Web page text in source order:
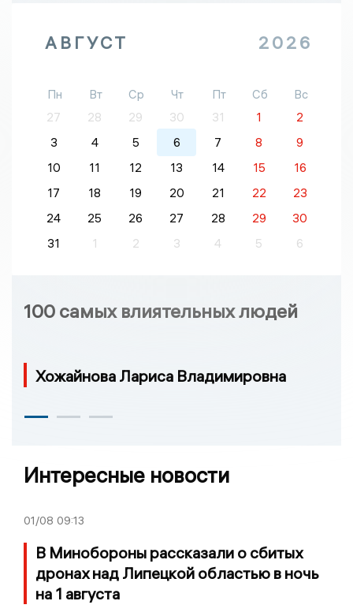
АВГУСТ 2026
Пн Вт Ср Чт Пт Сб
Вс
27
28 29 30 31 1
2
3
4 5 6 7 8
9
10
11 12 13 14 15
16
17
18 19 20 21 22
23
24
25 26 27 28 29
30
31
1 2 3 4 5 6
100 самых влиятельных людей
Хожайнова Лариса Владимировна
Интересные новости
01/08 09:13
В Минобороны рассказали о сбитых
дронах над Липецкой областью в ночь
на 1 августа